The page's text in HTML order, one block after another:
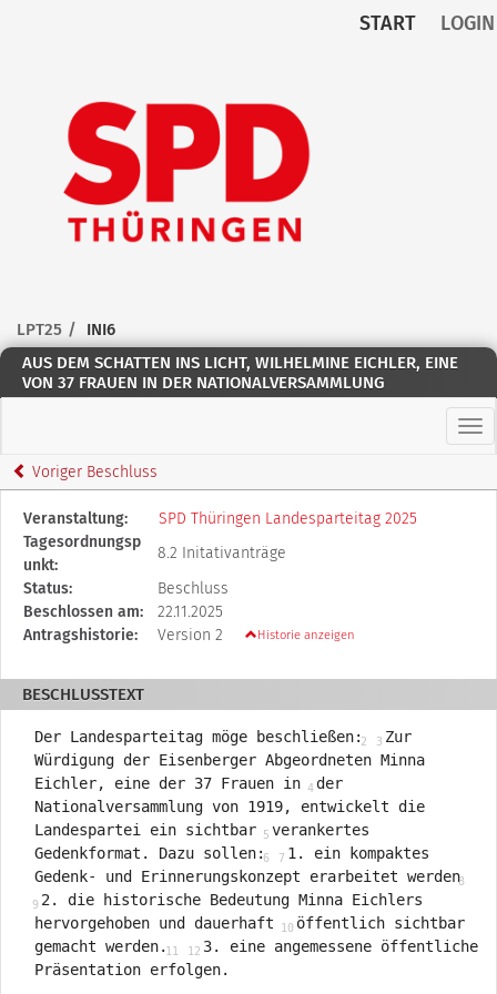
START LOGIN
Startseite
LPT25
INI6
AUS DEM SCHATTEN INS LICHT, WILHELMINE EICHLER, EINE
VON 37 FRAUEN IN DER NATIONALVERSAMMLUNG
Voriger Beschluss
Diese
Tabelle
beschreibt
den
Status,
die
und
verschiedene
Rahmendaten
zum
Antrag
Veranstaltung:
SPD Thüringen Landesparteitag 2025
Tagesordnungsp
unkt:
8.2 Initativanträge
Status:
Beschluss
Beschlossen am:
22.11.2025
Antragshistorie:
Version 2 Historie anzeigen
BESCHLUSSTEXT
Der Landesparteitag möge beschließen:
Zur
Würdigung der Eisenberger Abgeordneten Minna
Eichler, eine der 37 Frauen in der
Nationalversammlung von 1919, entwickelt die
Landespartei ein sichtbar verankertes
Gedenkformat. Dazu sollen:
1. ein kompaktes
Gedenk- und Erinnerungskonzept erarbeitet werden
2. die historische Bedeutung Minna Eichlers
hervorgehoben und dauerhaft
öffentlich sichtbar
gemacht werden.
3. eine angemessene öffentliche
Präsentation erfolgen.